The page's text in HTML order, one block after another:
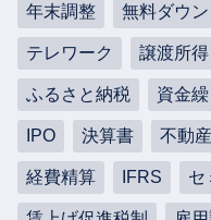
年末調整 無料ダウ
テレワーク 譲渡所得
ふるさと納税 資金繰
IPO 決算書 不動産
経費精算 IFRS セ